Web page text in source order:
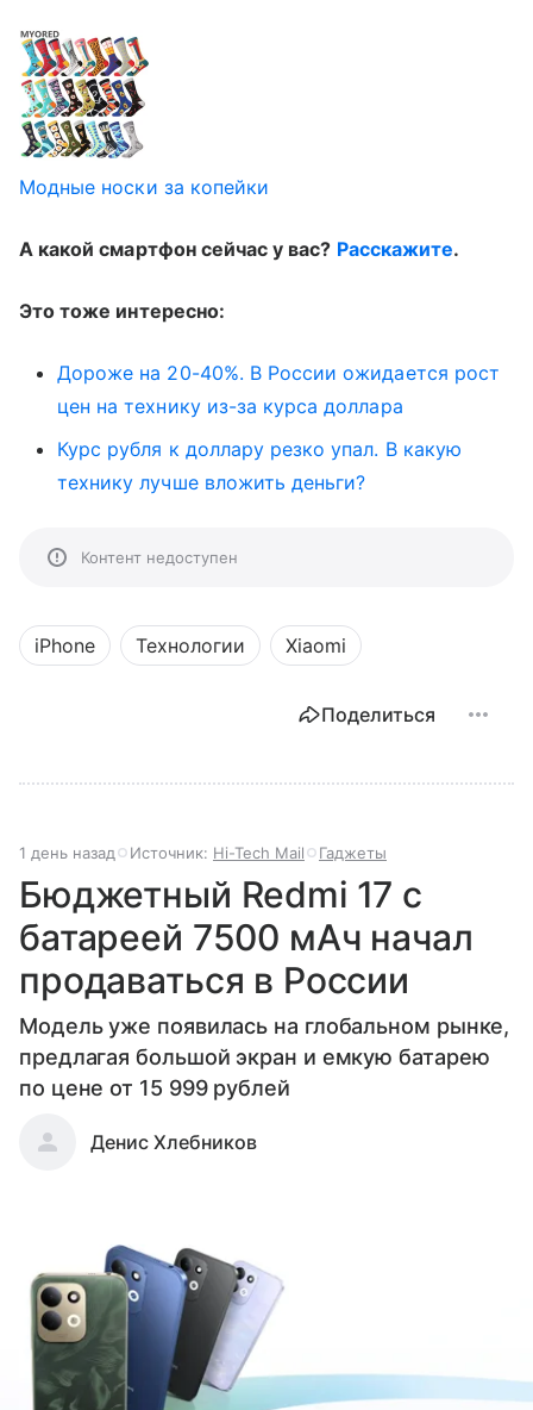
Модные носки за копейки
А какой смартфон сейчас у вас? Расскажите.
Это тоже интересно:
Дороже на 20-40%. В России ожидается рост
цен на технику из-за курса доллара
Курс рубля к доллару резко упал. В какую
технику лучше вложить деньги?
Контент недоступен
iPhone Технологии Xiaomi
Поделиться
1 день назад Источник: Hi-Tech Mail Гаджеты
Бюджетный Redmi 17 с
батареей 7500 мАч начал
продаваться в России
Модель уже появилась на глобальном рынке,
предлагая большой экран и емкую батарею
по цене от 15 999 рублей
Денис Хлебников